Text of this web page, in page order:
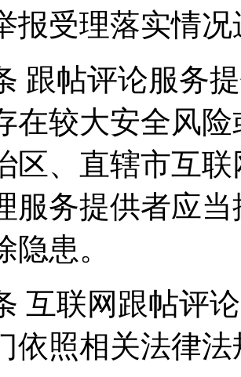
报受理落实情
跟帖评论服务
在较大安全风
区、直辖市互
服务提供者应
隐患。
互联网跟帖评
依照相关法律